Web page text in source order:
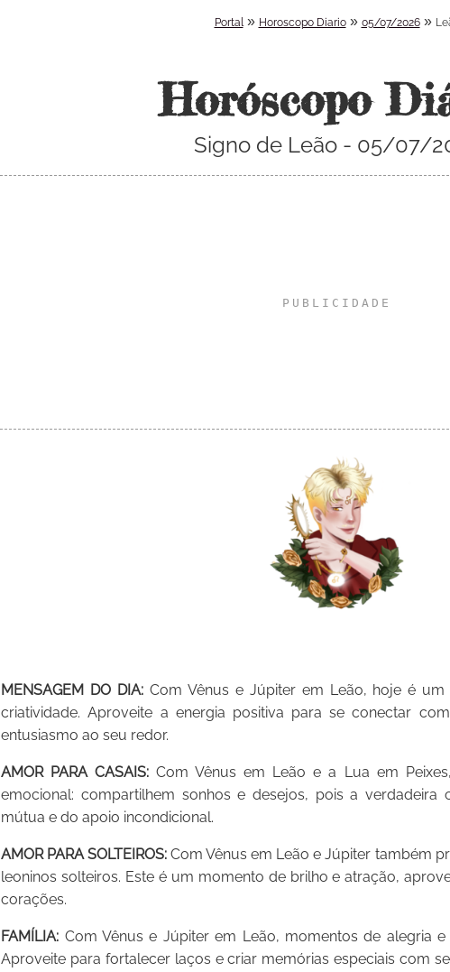
Portal » Horoscopo Diario» 05/07/2026»
Horóscopo
Signo de Leão - 05/07/
MENSAGEM DO DIA: Com Vênus e Júpiter em Leão, hoje é
criatividade. Aproveite a energia positiva para se conectar
entusiasmo ao seu redor.
AMOR PARA CASAIS: Com Vênus em Leão e a Lua em
emocional: compartilhem sonhos e desejos, pois a verdadeira
mútua e do apoio incondicional.
AMOR PARA SOLTEIROS: Com Vênus em Leão e Júpiter também
leoninos solteiros. Este é um momento de brilho e atração,
corações.
FAMÍLIA: Com Vênus e Júpiter em Leão, momentos de alegria
Aproveite para fortalecer laços e criar memórias especiais com